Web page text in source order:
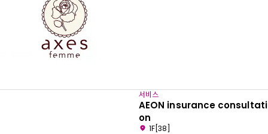
서비스
AEON insurance consultati
on
1F[38]